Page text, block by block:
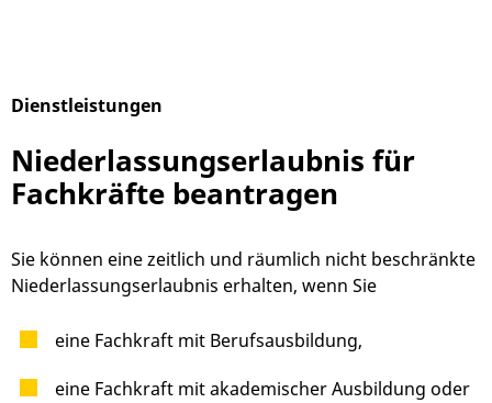
Dienstleistungen
Niederlassungserlaubnis für
Fachkräfte beantragen
Sie können eine zeitlich und räumlich nicht beschränkte
Niederlassungserlaubnis erhalten, wenn Sie
eine Fachkraft mit Berufsausbildung,
eine Fachkraft mit akademischer Ausbildung oder